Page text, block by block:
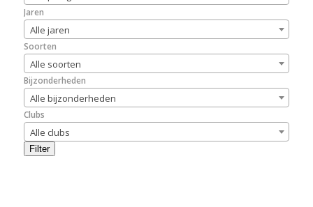
Jaren
Alle jaren
Soorten
Alle soorten
Bijzonderheden
Alle bijzonderheden
Clubs
Alle clubs
Filter